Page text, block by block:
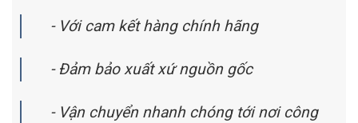
- Với cam kết hàng chính hãng
- Đảm bảo xuất xứ nguồn gốc
- Vận chuyển nhanh chóng tới nơi công